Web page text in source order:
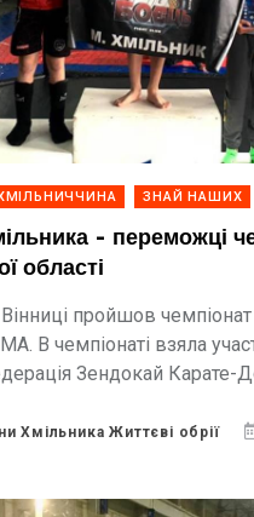
ЗНАЙ НАШИХ
- переможці
області
Вінниці пройшов
В чемпіонаті взяла
Зендокай Карате-
Хмільника Життєві обрії